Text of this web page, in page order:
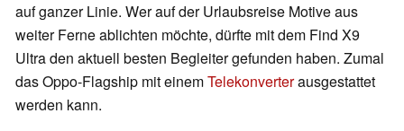
auf ganzer Linie. Wer auf der Urlaubsreise Motive aus
weiter Ferne ablichten möchte, dürfte mit dem Find X9
Ultra den aktuell besten Begleiter gefunden haben. Zumal
das Oppo-Flagship mit einemTelekonverterausgestattet
werden kann.